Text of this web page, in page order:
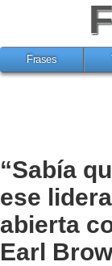
Frases
“Sabía
ese
abierta
Earl